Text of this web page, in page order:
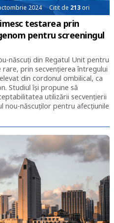
2024 Citit de 213ori
testarea prin
pentru screeningul
născuţi din Regatul Unit pentru
prin secvenţierea întregului
din cordonul ombilical, ca
Studiul își propune să
utilizării secvențierii
nou-născuților pentru afecțiunile